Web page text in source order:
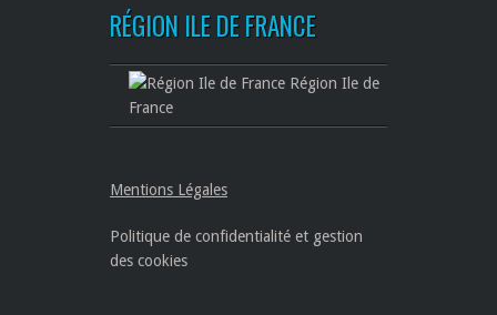
RÉGION ILE DE FRANCE
Région Ile de
France
Mentions Légales
Politique de confidentialité et gestion
des cookies